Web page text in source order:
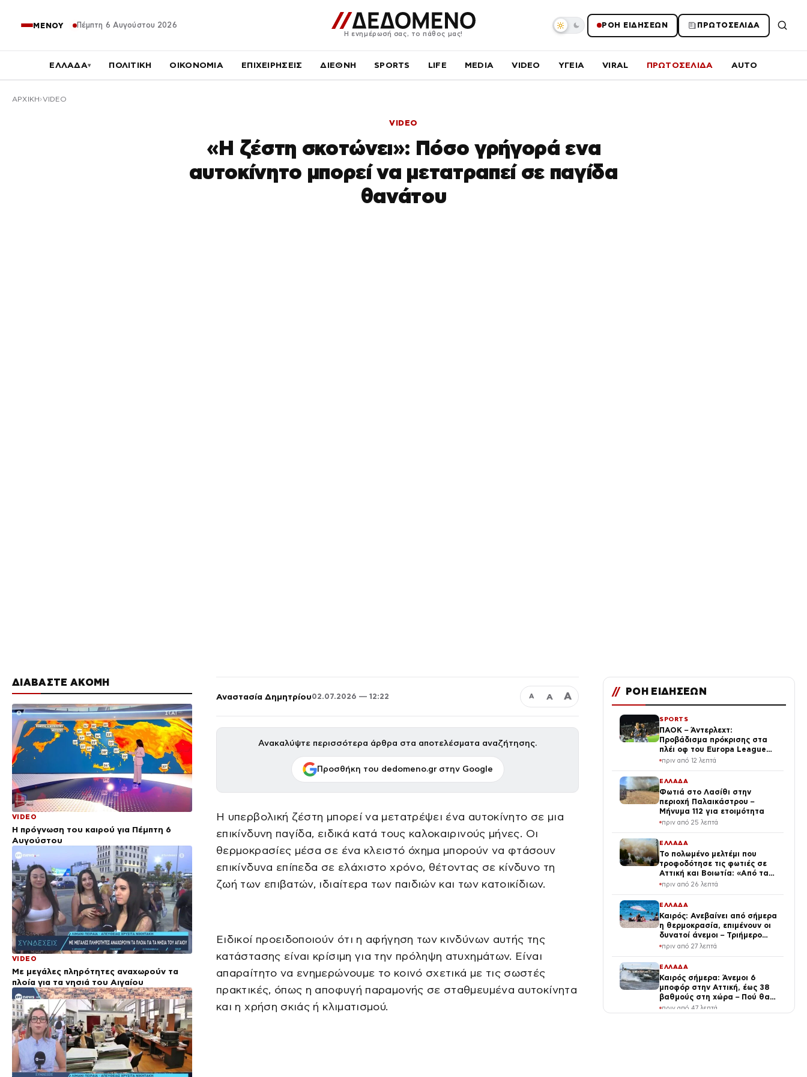
ΜΕΝΟΥ Πέμπτη 6 Αυγούστου 2026
Η ενημέρωσή σας, το πάθος μας!
ΡΟΗ ΕΙΔΗΣΕΩΝ ΠΡΩΤΟΣΕΛΙΔΑ
ΕΛΛΑΔΑ▾ ΠΟΛΙΤΙΚΗ ΟΙΚΟΝΟΜΙΑ ΕΠΙΧΕΙΡΗΣΕΙΣ ΔΙΕΘΝΗ SPORTS LIFE MEDIA VIDEO ΥΓΕΙΑ VIRAL ΠΡΩΤΟΣΕΛΙΔΑ AUTO
ΑΡΧΙΚΉ VIDEO
VIDEO
«Η ζέστη σκοτώνει»: Πόσο γρήγορά ενα
αυτοκίνητο μπορεί να μετατραπεί σε παγίδα
θανάτου
ΔΙΑΒΑΣΤΕ ΑΚΟΜΗ
VIDEO
Η πρόγνωση του καιρού για Πέμπτη 6
Αυγούστου
VIDEO
Με μεγάλες πληρότητες αναχωρούν τα
πλοία για τα νησιά του Αιγαίου
Αναστασία Δημητρίου02.07.2026 — 12:22 Α Α Α
Ανακαλύψτε περισσότερα άρθρα στα αποτελέσματα αναζήτησης.
Προσθήκη του dedomeno.gr στην Google
Η υπερβολική ζέστη μπορεί να μετατρέψει ένα αυτοκίνητο σε μια
επικίνδυνη παγίδα, ειδικά κατά τους καλοκαιρινούς μήνες. Οι
θερμοκρασίες μέσα σε ένα κλειστό όχημα μπορούν να φτάσουν
επικίνδυνα επίπεδα σε ελάχιστο χρόνο, θέτοντας σε κίνδυνο τη
ζωή των επιβατών, ιδιαίτερα των παιδιών και των κατοικίδιων.
Ειδικοί προειδοποιούν ότι η αφήγηση των κινδύνων αυτής της
κατάστασης είναι κρίσιμη για την πρόληψη ατυχημάτων. Είναι
απαραίτητο να ενημερώνουμε το κοινό σχετικά με τις σωστές
πρακτικές, όπως η αποφυγή παραμονής σε σταθμευμένα αυτοκίνητα
και η χρήση σκιάς ή κλιματισμού.
// ΡΟΗ ΕΙΔΗΣΕΩΝ
SPORTS
ΠΑΟΚ – Άντερλεχτ:
Προβάδισμα πρόκρισης στα
πλέι οφ του Europa League
στην Τούμπα
πριν από 12 λεπτά
ΕΛΛΑΔΑ
Φωτιά στο Λασίθι στην
περιοχή Παλαικάστρου –
Μήνυμα 112 για ετοιμότητα
πριν από 25 λεπτά
ΕΛΛΑΔΑ
Το πολωμένο μελτέμι που
τροφοδότησε τις φωτιές σε
Αττική και Βοιωτία: «Από τα
ισχυρότερα επεισόδια των
πριν από 26 λεπτά
ΕΛΛΑΔΑ
Καιρός: Ανεβαίνει από σήμερα
η θερμοκρασία, επιμένουν οι
δυνατοί άνεμοι – Τριήμερο
κύμα ζέστης με 40°C από το
πριν από 27 λεπτά
ΕΛΛΑΔΑ
Καιρός σήμερα: Άνεμοι 6
μποφόρ στην Αττική, έως 38
βαθμούς στη χώρα – Πού θα
βρέξει
πριν από 47 λεπτά